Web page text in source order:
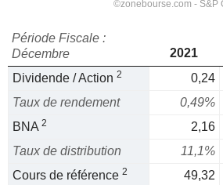
Période Fiscale :
Décembre
2021
Dividende / Action 2 0,24
Taux de rendement
0,49%
BNA 2 2,16
Taux de distribution
11,1%
Cours de référence 2 49,32